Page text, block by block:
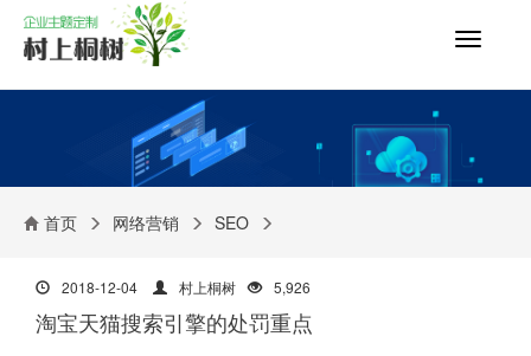
切
导
首页 网络营销 SEO
2018-12-04 村上桐树 5,926
淘宝天猫搜索引擎的处罚重点